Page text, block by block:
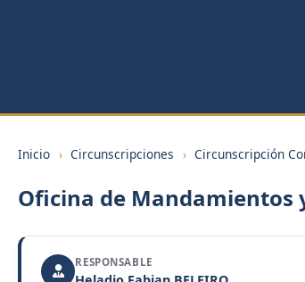
Inicio › Circunscripciones › Circunscripción
Oficina de Mandamientos
RESPONSABLE